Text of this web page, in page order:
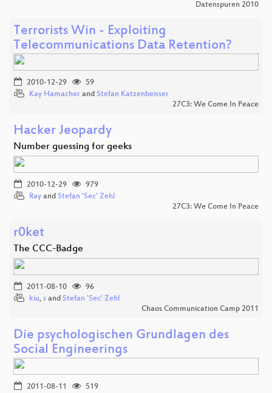
Datenspuren 2010
Terrorists Win - Exploiting
Telecommunications Data Retention?
2010-12-29
59
Kay Hamacher and Stefan Katzenbeisser
27C3: We Come In Peace
Hacker Jeopardy
Number guessing for geeks
2010-12-29
979
Ray and Stefan 'Sec' Zehl
27C3: We Come In Peace
r0ket
The CCC-Badge
2011-08-10
96
kiu, s and Stefan 'Sec' Zehl
Chaos Communication Camp 2011
Die psychologischen Grundlagen des
Social Engineerings
2011-08-11 519